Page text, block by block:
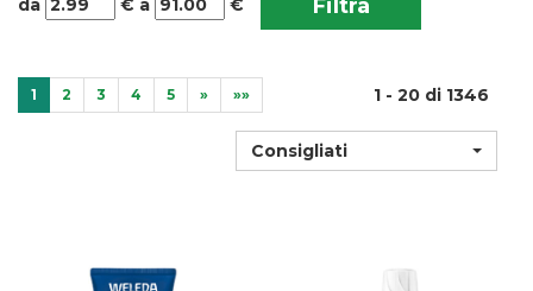
da
da €
a
a €
1 2 3 4 5 » »» 1 - 20 di 1346
Consigliati